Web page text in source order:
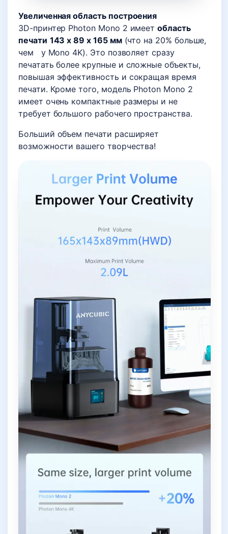
Увеличенная область построения
3D-принтер Photon Mono 2 имеетобласть
печати 143 x 89 x 165 мм(что на 20% больше,
чем у Mono 4K). Это позволяет сразу
печатать более крупные и сложные объекты,
повышая эффективность и сокращая время
печати. Кроме того, модель Photon Mono 2
имеет очень компактные размеры и не
требует большого рабочего пространства.
Больший объем печати расширяет
возможности вашего творчества!